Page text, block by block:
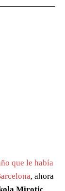
que le había
, ahora